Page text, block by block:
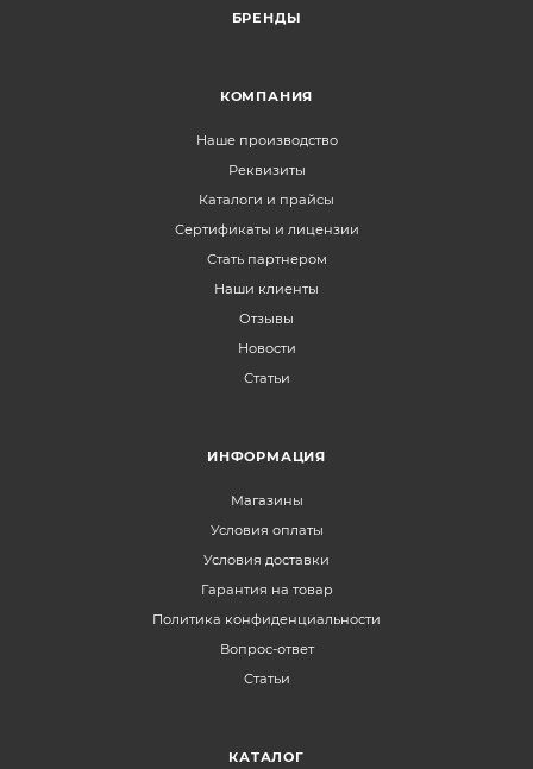
БРЕНДЫ
КОМПАНИЯ
Наше производство
Реквизиты
Каталоги и прайсы
Сертификаты и лицензии
Стать партнером
Наши клиенты
Отзывы
Новости
Статьи
ИНФОРМАЦИЯ
Магазины
Условия оплаты
Условия доставки
Гарантия на товар
Политика конфиденциальности
Вопрос-ответ
Статьи
КАТАЛОГ